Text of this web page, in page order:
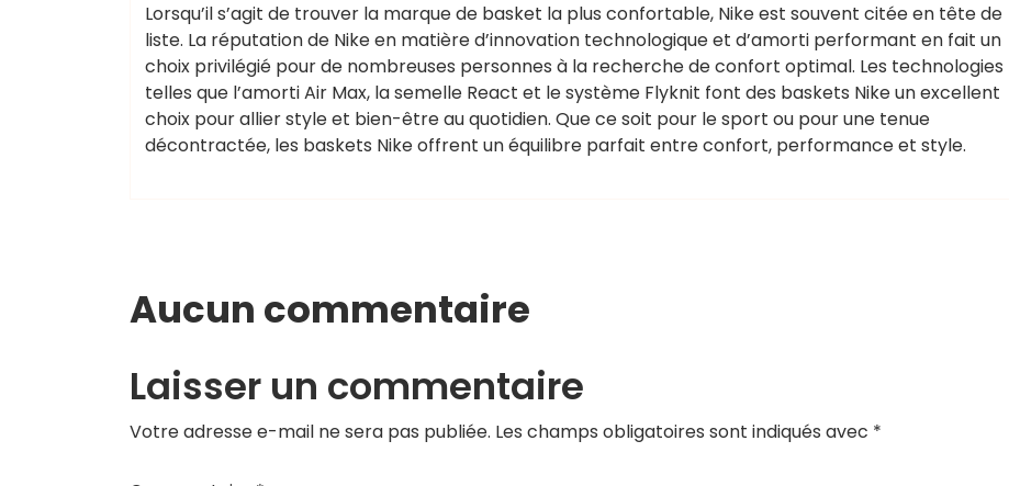
Lorsqu’il s’agit de trouver la marque de basket la plus confortable, Nike est souvent citée en tête de
liste. La réputation de Nike en matière d’innovation technologique et d’amorti performant en fait un
choix privilégié pour de nombreuses personnes à la recherche de confort optimal. Les technologies
telles que l’amorti Air Max, la semelle React et le système Flyknit font des baskets Nike un excellent
choix pour allier style et bien-être au quotidien. Que ce soit pour le sport ou pour une tenue
décontractée, les baskets Nike offrent un équilibre parfait entre confort, performance et style.
Aucun commentaire
Laisser un commentaire
Votre adresse e-mail ne sera pas publiée. Les champs obligatoires sont indiqués avec *